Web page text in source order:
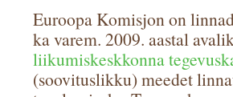
Euroopa Komisjon on
ka varem. 2009. aastal
liikumiskeskkonna
(soovituslikku) meedet